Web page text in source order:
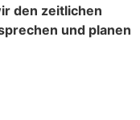
den zeitlichen
und planen